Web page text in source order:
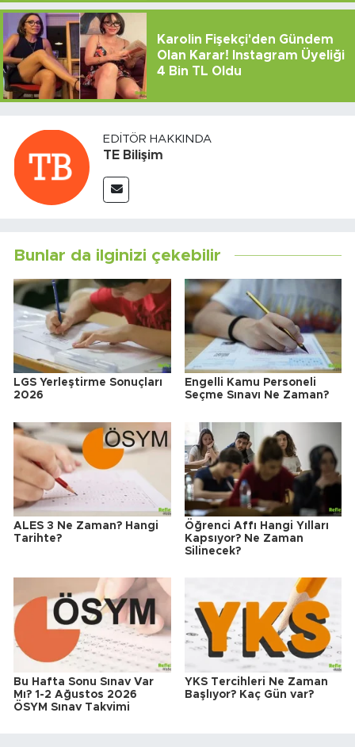
Karolin Fişekçi'den Gündem
Olan Karar! Instagram Üyeliği
4 Bin TL Oldu
EDITÖR HAKKINDA
TE Bilişim
Bunlar da ilginizi çekebilir
LGS Yerleştirme Sonuçları
2026
Engelli Kamu Personeli
Seçme Sınavı Ne Zaman?
ALES 3 Ne Zaman? Hangi
Tarihte?
Öğrenci Affı Hangi Yılları
Kapsıyor? Ne Zaman
Silinecek?
Bu Hafta Sonu Sınav Var
Mı? 1-2 Ağustos 2026
ÖSYM Sınav Takvimi
YKS Tercihleri Ne Zaman
Başlıyor? Kaç Gün var?